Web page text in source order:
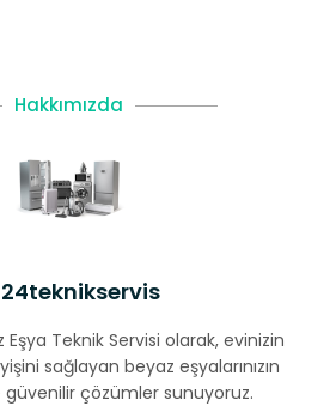
Hakkımızda
Teknik Servisi olarak, evinizin
sağlayan beyaz eşyalarınızın
güvenilir çözümler sunuyoruz.